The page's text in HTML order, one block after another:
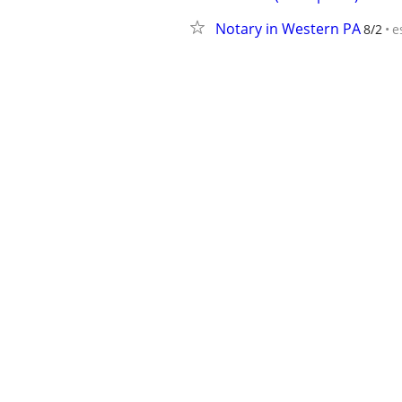
Notary in Western PA8/2